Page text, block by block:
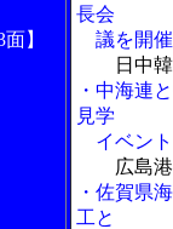
】
長会
議を開催
日中
・中海連
見学
イベント
広島
・佐賀県
工と